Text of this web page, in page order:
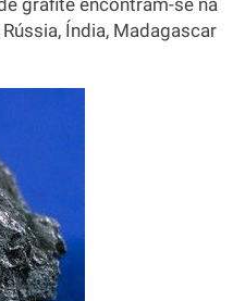
grafite encontram-se na
Índia, Madagascar